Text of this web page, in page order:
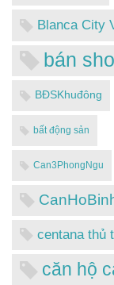
Blanca City
bán
BĐSKhuđông
bất động sản
Can3PhongNgu
centana thủ
căn hộ